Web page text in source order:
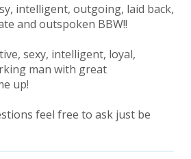
intelligent, outgoing, laid back,
and outspoken BBW!!
sexy, intelligent, loyal,
man with great
up!
feel free to ask just be